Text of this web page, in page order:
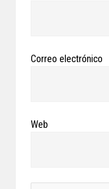
Correo electrónico
Web